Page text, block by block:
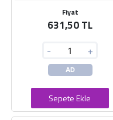
Fiyat
631,50 TL
- +
AD
Sepete Ekle